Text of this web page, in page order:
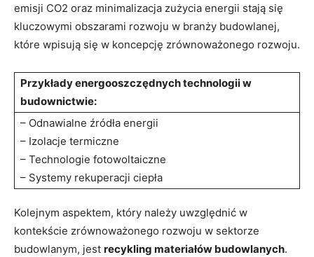
emisji ⁤CO2 oraz minimalizacja zużycia energii stają ⁣się
‍kluczowymi ⁤obszarami rozwoju w branży budowlanej,
które wpisują się w ⁣koncepcję zrównoważonego rozwoju.
Przykłady energooszczędnych technologii w
budownictwie:
– Odnawialne ⁢źródła energii
– Izolacje termiczne
– Technologie fotowoltaiczne
– Systemy rekuperacji ciepła
Kolejnym aspektem, który‍ należy⁤ uwzględnić w
kontekście zrównoważonego rozwoju w sektorze‍
budowlanym, jest recykling materiałów budowlanych.